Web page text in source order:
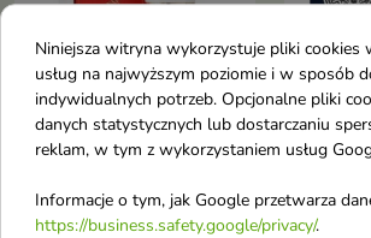

perfumowanej dla
Niniejsza witryna wykorzystuje pliki cookies
usług na najwyższym poziomie i w sposób
indywidualnych potrzeb. Opcjonalne pliki
danych statystycznych lub dostarczaniu
reklam, w tym z wykorzystaniem usług
Informacje o tym, jak Google przetwarza
https://business.safety.google/privacy/.